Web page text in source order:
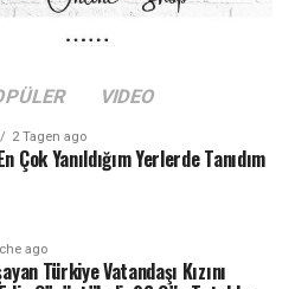
Schaffhausen ile sınırlı değil.
düşük su seviyeleriyle karşı
seviyesi denizden 742,13
yalnızca saniyede 1,2
Su seviyesinin düşmesi
de durduruldu.
VIDEO
2 Tagen ago
Çok Yanıldığım Yerlerde Tanıdım
ago
Türkiye Vatandaşı Kızını